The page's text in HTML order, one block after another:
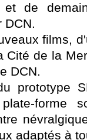
et de
DCN.
films,
Cité de la
DCN.
prototype
forme
adaptés à